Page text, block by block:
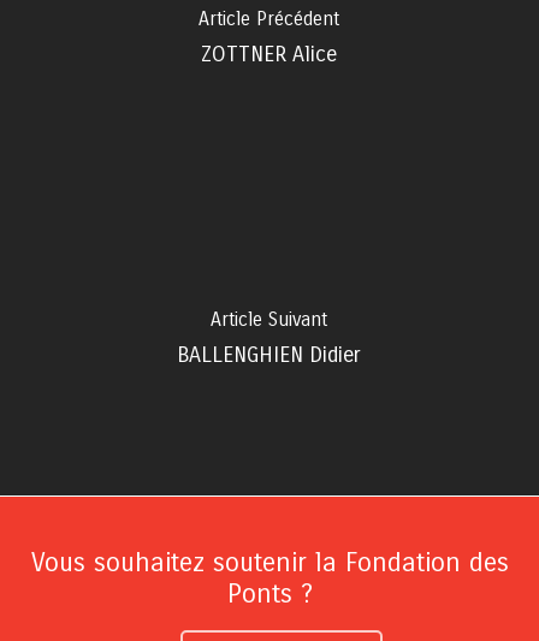
Article Précédent
ZOTTNER Alice
Article Suivant
BALLENGHIEN Didier
Vous souhaitez soutenir la Fondation des
Ponts ?